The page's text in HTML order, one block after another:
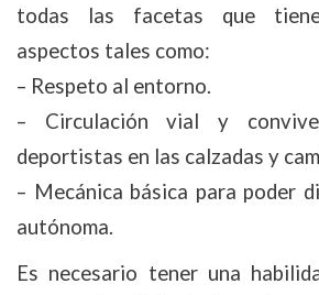
todas las facetas que
aspectos tales como:
– Respeto al entorno.
– Circulación vial y
deportistas en las calzadas y
– Mecánica básica para poder
autónoma.
Es necesario tener una